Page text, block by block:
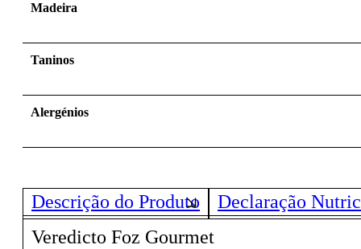
Madeira
Taninos
Alergénios
Descrição do Produto
Declaração
Veredicto Foz Gourmet